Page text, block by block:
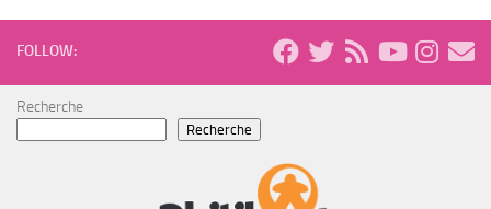
FOLLOW:
Recherche
Recherche